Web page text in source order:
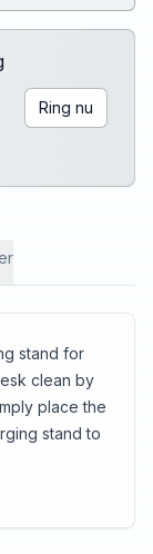
Ring nu
stand for
clean by
place the
stand to